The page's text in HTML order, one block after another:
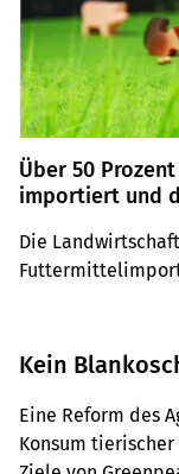
Über 50
importiert und
Die
überarbeiten.
Kein
Eine Reform des
Konsum